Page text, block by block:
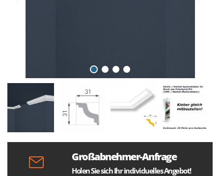
Großabnehmer-Anfrage
Holen Sie sich Ihr individuelles Angebot!